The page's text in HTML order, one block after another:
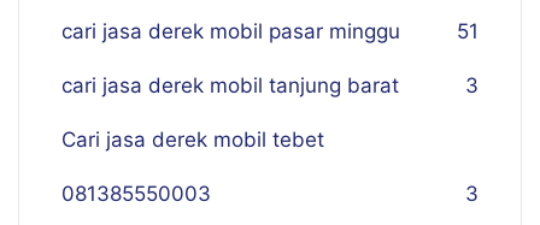
cari jasa derek mobil pasar minggu 51
cari jasa derek mobil tanjung barat 3
Cari jasa derek mobil tebet
081385550003 3